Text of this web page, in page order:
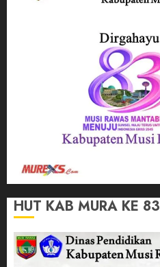
HUT KAB MURA KE 83